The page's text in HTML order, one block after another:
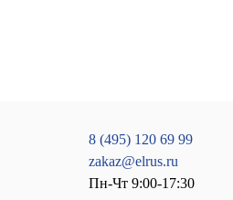
8 (495) 120 69 99
zakaz@elrus.ru
Пн-Чт 9:00-17:30